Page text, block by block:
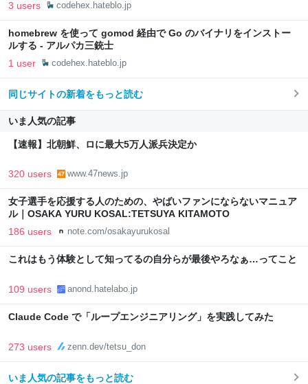
3 users codehex.hateblo.jp
homebrew を使って gomod 経由で Go のバイナリをインストー
ルする - アルパカ三銃士
1 user codehex.hateblo.jp
同じサイトの新着をもっと読む
いま人気の記事
【速報】北朝鮮、ロに最大5万人派兵決定か
320 users www.47news.jp
女子選手を応援する人のための、やばいファンにならないマニュア
ル｜OSAKA YURU KOSAL:TETSUYA KITAMOTO
186 users note.com/osakayurukosal
これはもう体験として知ってるの自分らが最後やろなぁ…ってこと
109 users anond.hatelabo.jp
Claude Code で「ループエンジニアリング」を実践してみた
273 users zenn.dev/tetsu_don
いま人気の記事をもっと読む